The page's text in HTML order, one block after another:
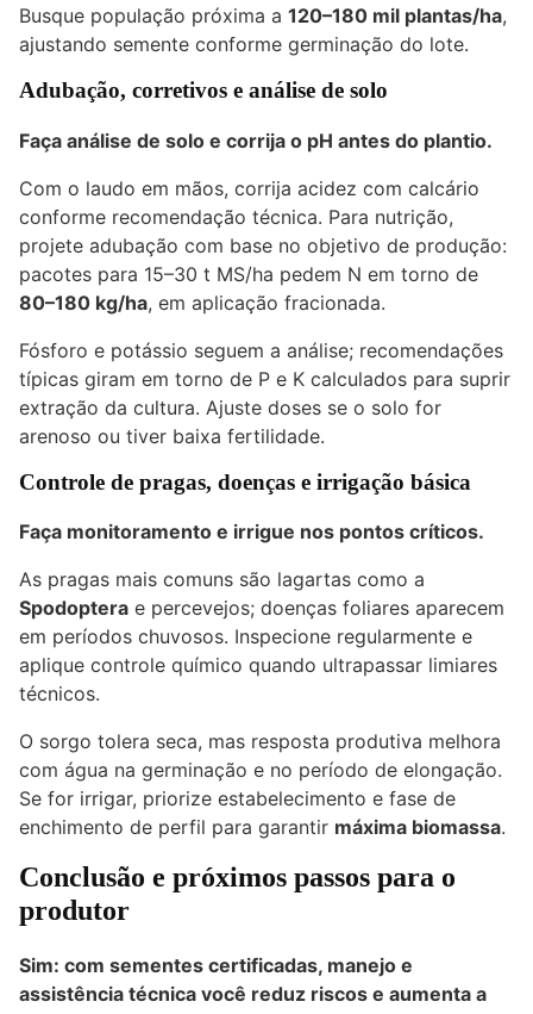
Busque população próxima a 120–180 mil plantas/ha,
ajustando semente conforme germinação do lote.
Adubação, corretivos e análise de solo
Faça análise de solo e corrija o pH antes do plantio.
Com o laudo em mãos, corrija acidez com calcário
conforme recomendação técnica. Para nutrição,
projete adubação com base no objetivo de produção:
pacotes para 15–30 t MS/ha pedem N em torno de
80–180 kg/ha, em aplicação fracionada.
Fósforo e potássio seguem a análise; recomendações
típicas giram em torno de P e K calculados para suprir
extração da cultura. Ajuste doses se o solo for
arenoso ou tiver baixa fertilidade.
Controle de pragas, doenças e irrigação básica
Faça monitoramento e irrigue nos pontos críticos.
As pragas mais comuns são lagartas como a
Spodoptera e percevejos; doenças foliares aparecem
em períodos chuvosos. Inspecione regularmente e
aplique controle químico quando ultrapassar limiares
técnicos.
O sorgo tolera seca, mas resposta produtiva melhora
com água na germinação e no período de elongação.
Se for irrigar, priorize estabelecimento e fase de
enchimento de perfil para garantir máxima biomassa.
Conclusão e próximos passos para o
produtor
Sim: com sementes certificadas, manejo e
assistência técnica você reduz riscos e aumenta a